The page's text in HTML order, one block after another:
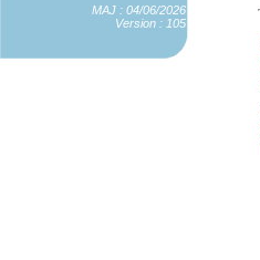
MAJ : 04/06/2026
Version : 105